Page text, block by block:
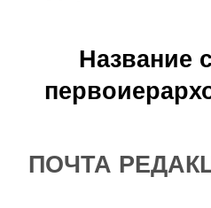
Название
ПОЧТА